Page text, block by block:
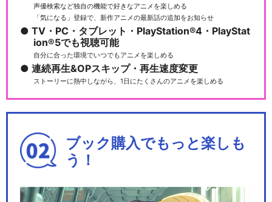
声優検索など独自の機能で好きなアニメを楽しめる
「気になる」登録で、新作アニメの最新話の追加をお知らせ
TV・PC・タブレット・PlayStation®4・PlayStat
ion®5でも視聴可能
自分に合った環境でいつでもアニメを楽しめる
連続再生&OPスキップ・再生速度変更
ストーリーに熱中しながら、1日にたくさんのアニメを楽しめる
ブック購入でもっと楽しも
う！